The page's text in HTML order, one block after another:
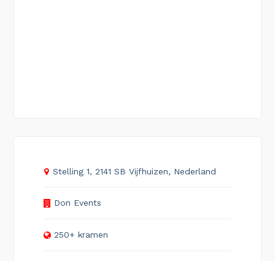
Stelling 1, 2141 SB Vijfhuizen, Nederland
Don Events
250+ kramen